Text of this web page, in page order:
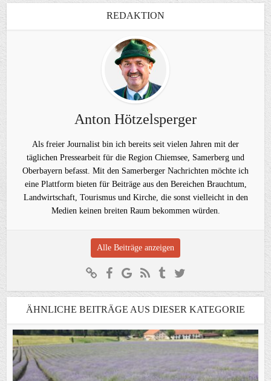
REDAKTION
Anton Hötzelsperger
Als freier Journalist bin ich bereits seit vielen Jahren mit der
täglichen Pressearbeit für die Region Chiemsee, Samerberg und
Oberbayern befasst. Mit den Samerberger Nachrichten möchte ich
eine Plattform bieten für Beiträge aus den Bereichen Brauchtum,
Landwirtschaft, Tourismus und Kirche, die sonst vielleicht in den
Medien keinen breiten Raum bekommen würden.
Alle Beiträge anzeigen
ÄHNLICHE BEITRÄGE AUS DIESER KATEGORIE